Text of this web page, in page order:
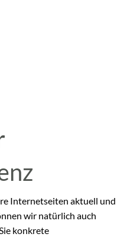
Internetseiten aktuell und
wir natürlich auch
konkrete